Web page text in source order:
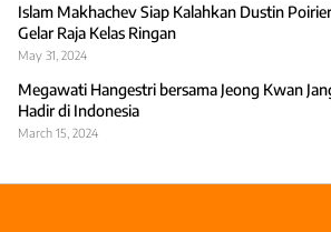
Islam Makhachev Siap Kalahkan Dustin
Gelar Raja Kelas Ringan
May 31, 2024
Megawati Hangestri bersama Jeong Kwan
Hadir di Indonesia
March 15, 2024